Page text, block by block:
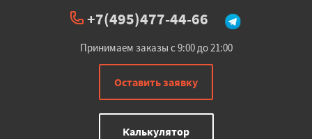
+7(495)477-44-66
Принимаем заказы с 9:00 до 21:00
Оставить заявку
Калькулятор